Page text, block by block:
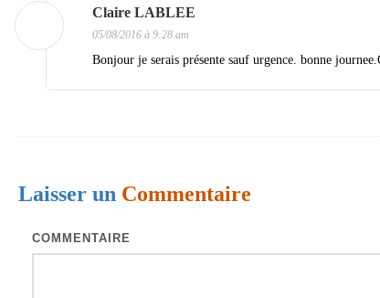
t
i
s
Claire LABLEE
05/08/2016 à 9:28 am
Bonjour je serais présente sauf urgence. bonne
Laisser un Commentaire
COMMENTAIRE